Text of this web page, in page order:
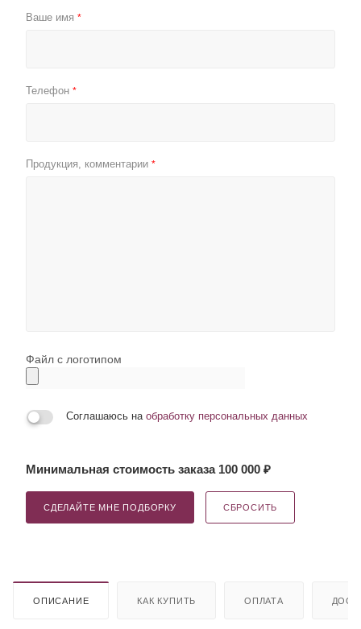
Ваше имя *
Телефон *
Продукция, комментарии *
Файл с логотипом
Соглашаюсь на обработку персональных данных
Минимальная стоимость заказа 100 000 ₽
СДЕЛАЙТЕ МНЕ ПОДБОРКУ СБРОСИТЬ
ОПИСАНИЕ КАК КУПИТЬ ОПЛАТА